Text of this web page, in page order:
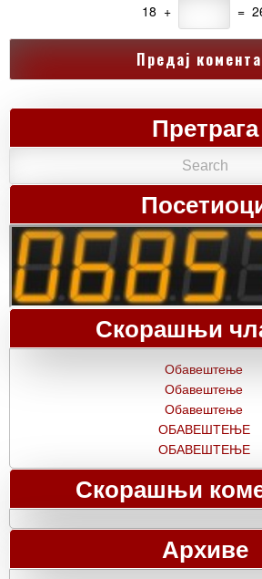
18 +
=
Претрага
Скорашњи
Обавештење
Обавештење
Обавештење
ОБАВЕШТЕЊЕ
ОБАВЕШТЕЊЕ
Скорашњи
Архиве